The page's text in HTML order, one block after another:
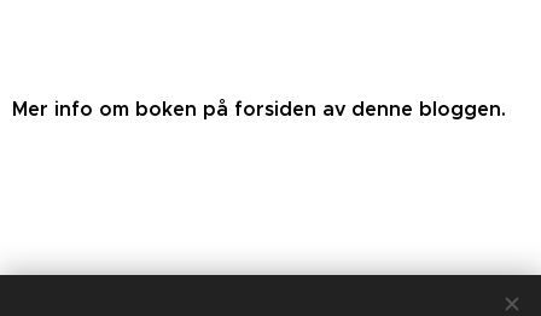
Mer info om boken på forsiden av denne bloggen.